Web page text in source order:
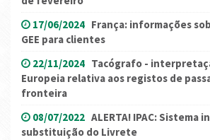
17/06/2024 França: informações
GEE para clientes
22/11/2024 Tacógrafo -
Europeia relativa aos registos de
fronteira
08/07/2022 ALERTA! IPAC: Sistema
substituição do Livrete